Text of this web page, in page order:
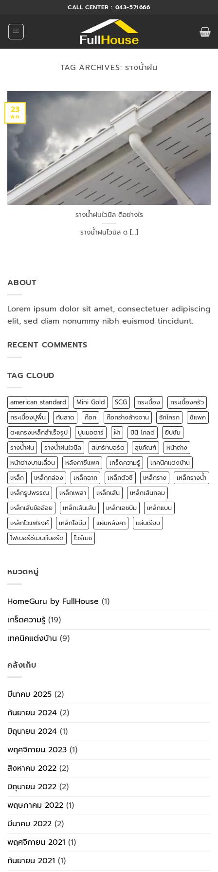
ยัง
เนื้อหา
CALL CENTER : 043-571666
TAG ARCHIVES:รางน้ำฝน
รางน้ำฝนไวนิล ดีอย่างไร
รางน้ำฝนไวนิล ด [...]
23
พ.ค.
ABOUT
Lorem ipsum dolor sit amet, consectetuer adipiscing
elit, sed diam nonummy nibh euismod tincidunt.
RECENT COMMENTS
TAG CLOUD
american standard Mini Gold SCG กระเบื้อง
กระเบื้องครัว
กระเบื้องปูพื้น
กันสาด ก๊อก ก๊อกอ่างล้างจาน ชักโครก
ซีแพค
ตะแกรงเหล็กสำเร็จรูป
ปูนมอตาร์ ฝ้า มินิ โกลด์
ยิปซั่ม
รางน้ำฝน
รางน้ำฝนไวนิล สมาร์ทบอร์ด สุขภัณฑ์
หน้าต่าง
หน้าต่างบานเลื่อน
หลังคาซีแพค เกร็ดความรู้
เทคนิคแต่งบ้าน
เหล็ก
เหล็กกล่อง เหล็กฉาก เหล็กตัวซี เหล็กราง
เหล็กรางน้ำ
เหล็กรูปพรรณ
เหล็กเพลา เหล็กเส้น
เหล็กเส้นกลม
เหล็กเส้นข้ออ้อย
เหล็กเส้นเส้น เหล็กเอชบีม
เหล็กแบน
เหล็กไวแฟรงค์
เหล็กไอบีม แผ่นหลังคา
แผ่นเรียบ
ไฟเบอร์ซีเมนต์บอร์ด
ไวร์เมช
หมวดหมู่
HomeGuru by FullHouse (1)
เกร็ดความรู้ (19)
เทคนิคแต่งบ้าน (9)
คลังเก็บ
มีนาคม 2025 (2)
กันยายน 2024 (2)
มิถุนายน 2024 (1)
พฤศจิกายน 2023 (1)
สิงหาคม 2022 (2)
มิถุนายน 2022 (2)
พฤษภาคม 2022 (1)
มีนาคม 2022 (2)
พฤศจิกายน 2021 (1)
กันยายน 2021 (1)